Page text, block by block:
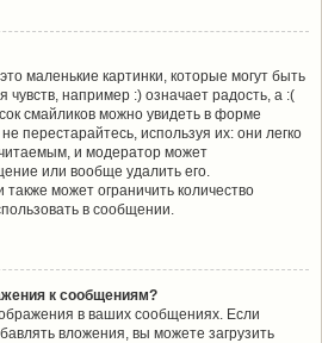
маленькие картинки, которые могут быть
например :) означает радость, а :(
смайликов можно увидеть в форме
перестарайтесь, используя их: они легко
и модератор может
или вообще удалить его.
может ограничить количество
в сообщении.
к сообщениям?
в ваших сообщениях. Если
вложения, вы можете загрузить